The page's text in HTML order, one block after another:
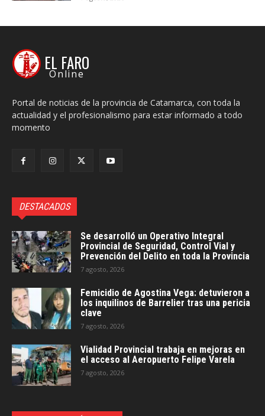
EL FARO
Online
Portal de noticias de la provincia de Catamarca, con toda la
actualidad y el profesionalismo para estar informado a todo
momento
DESTACADOS
Se desarrolló un Operativo Integral
Provincial de Seguridad, Control Vial y
Prevención del Delito en toda la Provincia
7 agosto, 2026
Femicidio de Agostina Vega: detuvieron a
los inquilinos de Barrelier tras una pericia
clave
7 agosto, 2026
Vialidad Provincial trabaja en mejoras en
el acceso al Aeropuerto Felipe Varela
7 agosto, 2026